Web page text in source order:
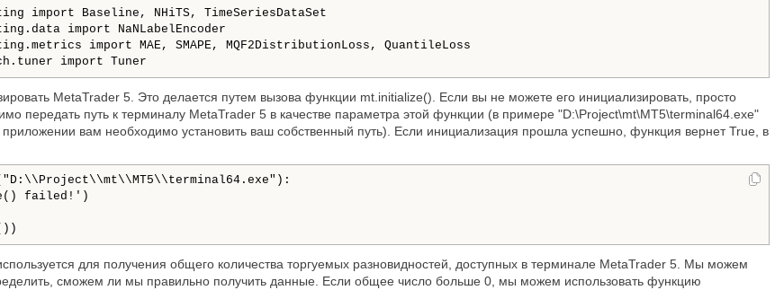
import Tuner
MetaTrader 5. Это делается путем вызова функции mt.initialize(). Если вы не можете его инициализировать, просто
передать путь к терминалу MetaTrader 5 в качестве параметра этой функции (в примере "D:\Project\mt\MT5\terminal64.exe"
вам необходимо установить ваш собственный путь). Если инициализация прошла успешно, функция вернет True, в
для получения общего количества торгуемых разновидностей, доступных в терминале MetaTrader 5. Мы можем
сможем ли мы правильно получить данные. Если общее число больше 0, мы можем использовать функцию